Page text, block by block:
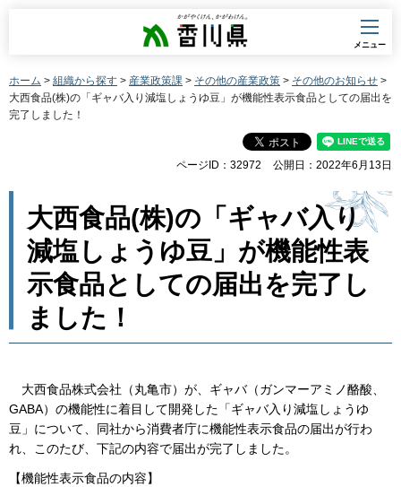
香川県
メニュー
ホーム > 組織から探す > 産業政策課 > その他の産業政策 > その他のお知らせ >
大西食品(株)の「ギャバ入り減塩しょうゆ豆」が機能性表示食品としての届出を
完了しました！
ページID：32972 公開日：2022年6月13日
大西食品(株)の「ギャバ入り
減塩しょうゆ豆」が機能性表
示食品としての届出を完了し
ました！
大西食品株式会社（丸亀市）が、ギャバ（ガンマーアミノ酪酸、
GABA）の機能性に着目して開発した「ギャバ入り減塩しょうゆ
豆」について、同社から消費者庁に機能性表示食品の届出が行わ
れ、このたび、下記の内容で届出が完了しました。
【機能性表示食品の内容】